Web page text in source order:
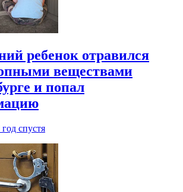
ребенок отравился
веществами
и попал
год спустя